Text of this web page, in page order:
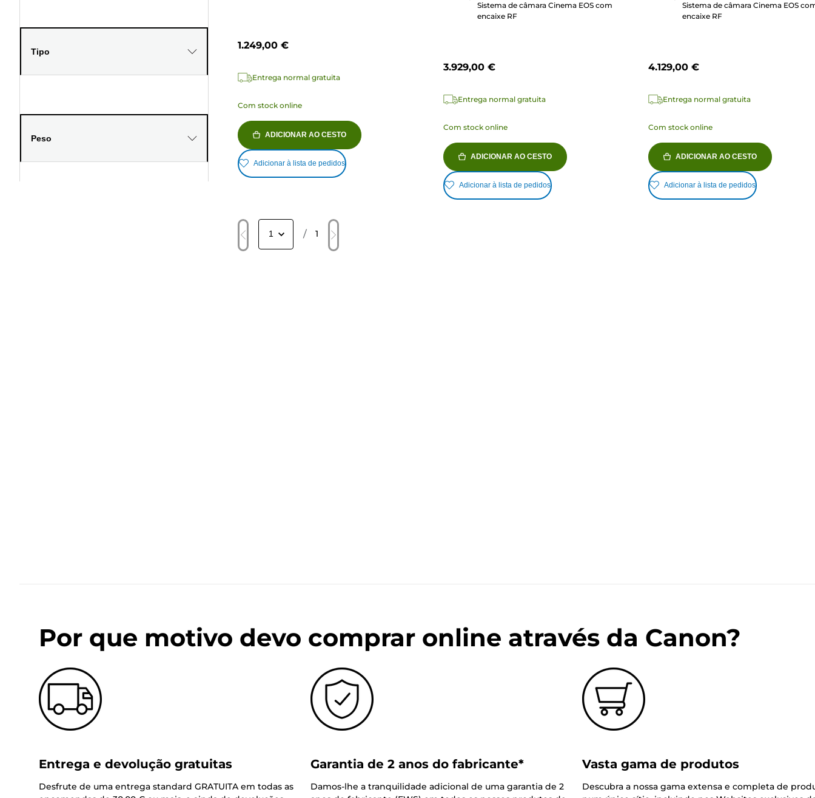
Tipo
Peso
1.249,00 €
Entrega normal gratuita
Com stock online
ADICIONAR AO CESTO
Adicionar à lista de pedidos
Sistema de câmara Cinema EOS com
encaixe RF
3.929,00 €
Entrega normal gratuita
Com stock online
ADICIONAR AO CESTO
Adicionar à lista de pedidos
Sistema de câmara Cinema EOS
encaixe RF
4.129,00 €
Entrega normal gratuita
Com stock online
ADICIONAR AO CESTO
Adicionar à lista de pedidos
/ 1
Por que motivo devo comprar online através da Canon?
Entrega e devolução gratuitas
Desfrute de uma entrega standard GRATUITA em todas as
Garantia de 2 anos do fabricante*
Damos-lhe a tranquilidade adicional de uma garantia de 2
Vasta gama de produtos
Descubra a nossa gama extensa e completa de